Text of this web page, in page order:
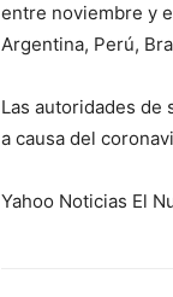
entre noviembre y
Argentina, Perú,
Las autoridades de
a causa del
Yahoo Noticias El